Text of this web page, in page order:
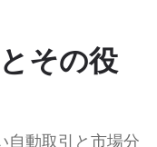
その役
自動取引と市場分